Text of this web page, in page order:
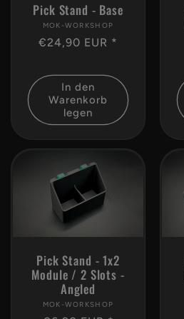
Pick Stand - Base
Anbieter:
MOK-WORKSHOP
Normaler
€24,90 EUR *
In den
Warenkorb
legen
Pick Stand - 1x2
Module / 2 Slots -
Angled
Anbieter:
MOK-WORKSHOP